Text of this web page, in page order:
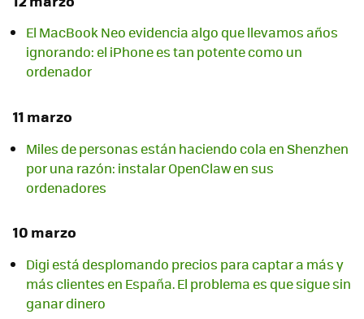
El MacBook Neo evidencia algo que llevamos años
ignorando: el iPhone es tan potente como un
ordenador
11 marzo
Miles de personas están haciendo cola en Shenzhen
por una razón: instalar OpenClaw en sus
ordenadores
10 marzo
Digi está desplomando precios para captar a más y
más clientes en España. El problema es que sigue sin
ganar dinero